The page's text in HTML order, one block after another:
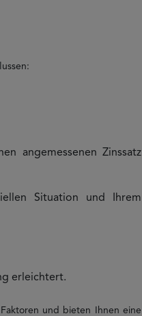
angemessenen Zinssatz
Situation und Ihrem
erleichtert.
und bieten Ihnen eine